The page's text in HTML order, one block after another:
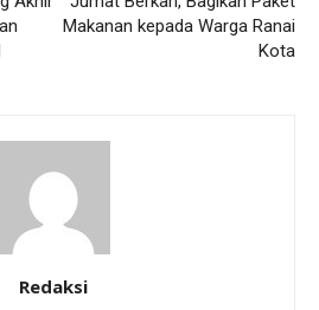
Makanan kepada Warga Ranai
Kota
Redaksi